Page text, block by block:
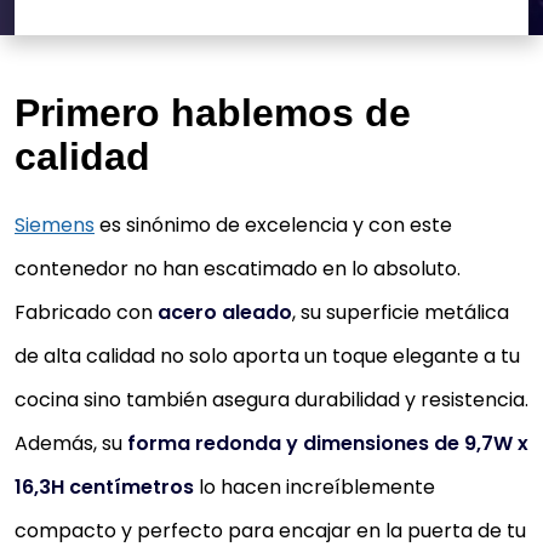
Primero hablemos de
calidad
Siemenses sinónimo de excelencia y con este
contenedor no han escatimado en lo absoluto.
Fabricado con acero aleado, su superficie metálica
de alta calidad no solo aporta un toque elegante a tu
cocina sino también asegura durabilidad y resistencia.
Además, su forma redonda y dimensiones de 9,7W x
16,3H centímetros lo hacen increíblemente
compacto y perfecto para encajar en la puerta de tu